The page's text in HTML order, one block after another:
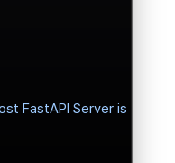
FastAPI Server is